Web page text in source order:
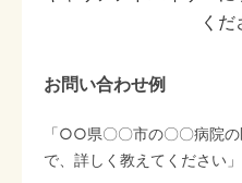
くだ
お問い合わせ例
「○○県〇〇市の〇〇病院
で、詳しく教えてください」